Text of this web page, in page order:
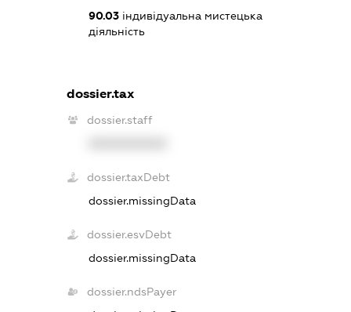
90.03індивідуальна мистецька
діяльність
dossier.tax
dossier.staff
dossier.taxDebt
dossier.missingData
dossier.esvDebt
dossier.missingData
dossier.ndsPayer